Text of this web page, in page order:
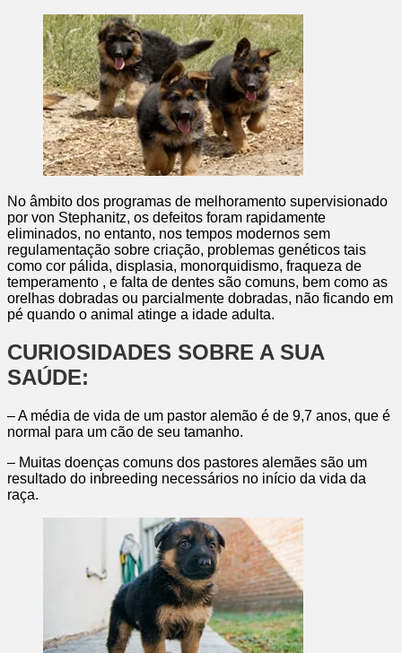
No âmbito dos programas de melhoramento supervisionado
por von Stephanitz, os defeitos foram rapidamente
eliminados, no entanto, nos tempos modernos sem
regulamentação sobre criação, problemas genéticos tais
como cor pálida, displasia, monorquidismo, fraqueza de
temperamento , e falta de dentes são comuns, bem como as
orelhas dobradas ou parcialmente dobradas, não ficando em
pé quando o animal atinge a idade adulta.
CURIOSIDADES SOBRE A SUA
SAÚDE:
– A média de vida de um pastor alemão é de 9,7 anos, que é
normal para um cão de seu tamanho.
– Muitas doenças comuns dos pastores alemães são um
resultado do inbreeding necessários no início da vida da
raça.